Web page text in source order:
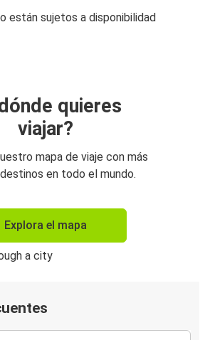
están sujetos a disponibilidad
quieres
viajar?
mapa de viaje con más
en todo el mundo.
Explora el mapa